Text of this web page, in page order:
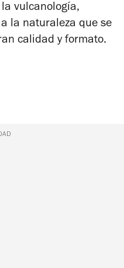
vulcanología,
la naturaleza que se
calidad y formato.